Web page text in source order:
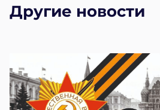
Другие новости